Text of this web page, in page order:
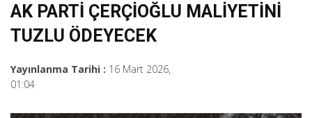
AK PARTİ ÇERÇİOĞLU MALİYETİNİ
TUZLU ÖDEYECEK
Yayınlanma Tarihi : 16 Mart 2026,
01:04